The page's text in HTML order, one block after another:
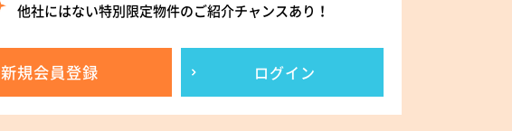
他社にはない特別限定物件のご紹介チャンスあり！
新規会員登録 ログイン